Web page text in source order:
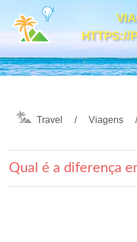
HTTPS://
Travel Viagens
Qual é a diferença